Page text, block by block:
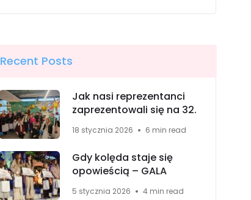
Recent Posts
Jak nasi reprezentanci
zaprezentowali się na 32.
18 stycznia 2026 6 min read
Gdy kolęda staje się
opowieścią – GALA
5 stycznia 2026 4 min read